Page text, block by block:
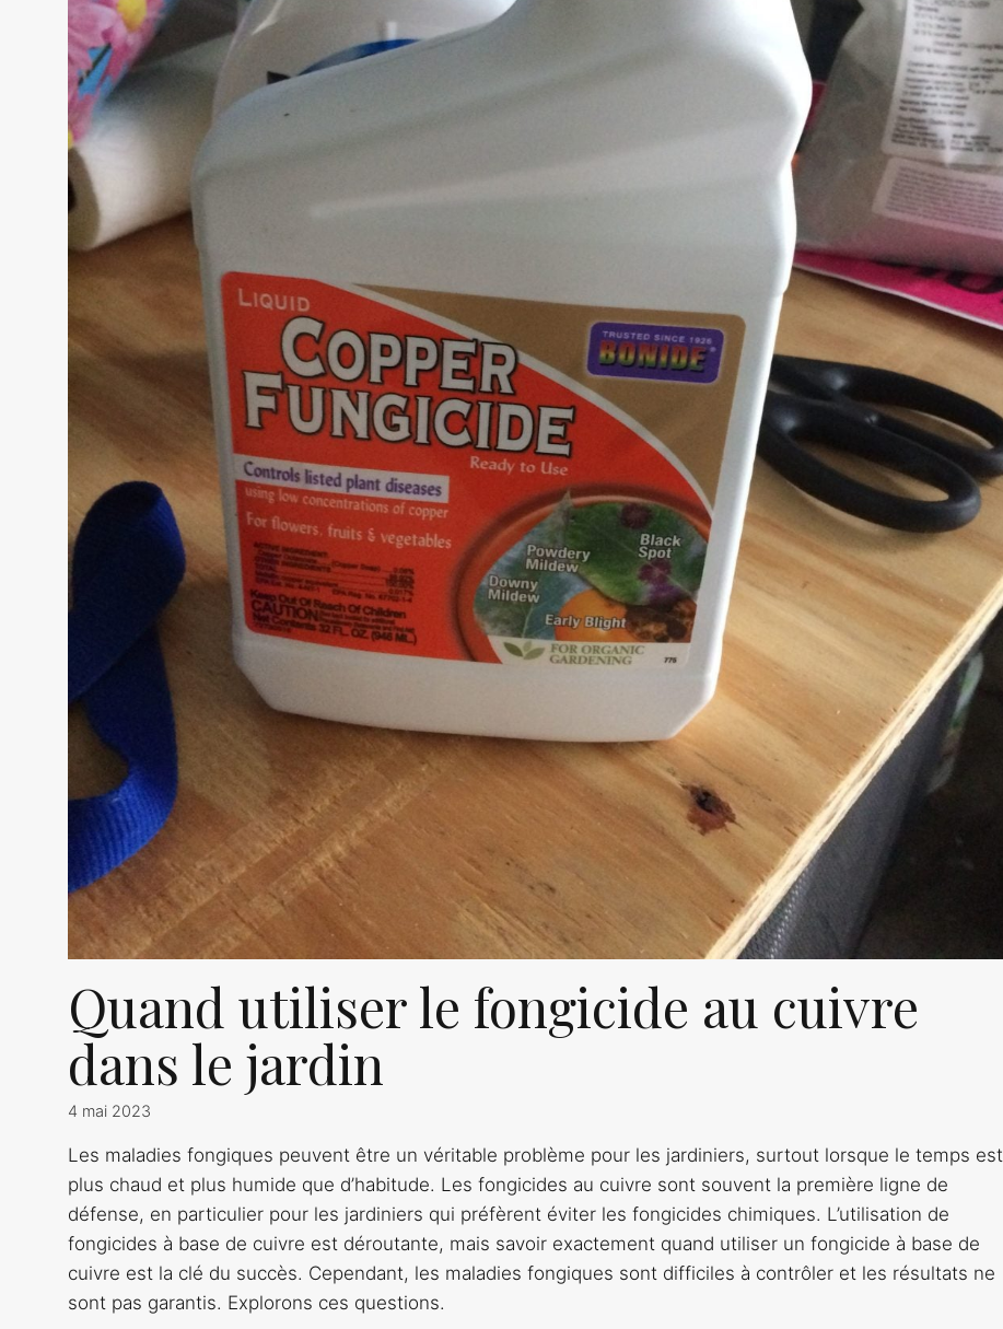
Quand utiliser le fongicide au cuivre
dans le jardin
4 mai 2023
Les maladies fongiques peuvent être un véritable problème pour les jardiniers, surtout lorsque le temps est
plus chaud et plus humide que d’habitude. Les fongicides au cuivre sont souvent la première ligne de
défense, en particulier pour les jardiniers qui préfèrent éviter les fongicides chimiques. L’utilisation de
fongicides à base de cuivre est déroutante, mais savoir exactement quand utiliser un fongicide à base de
cuivre est la clé du succès. Cependant, les maladies fongiques sont difficiles à contrôler et les résultats ne
sont pas garantis. Explorons ces questions.